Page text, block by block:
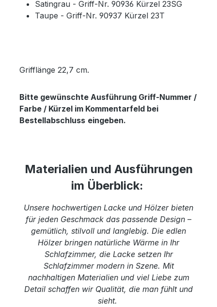
Satingrau - Griff-Nr. 90936 Kürzel 23SG
Taupe - Griff-Nr. 90937 Kürzel 23T
Grifflänge 22,7 cm.
Bitte gewünschte Ausführung Griff-Nummer /
Farbe / Kürzel im Kommentarfeld bei
Bestellabschluss eingeben.
Materialien und Ausführungen
im Überblick:
Unsere hochwertigen Lacke und Hölzer bieten
für jeden Geschmack das passende Design –
gemütlich, stilvoll und langlebig. Die edlen
Hölzer bringen natürliche Wärme in Ihr
Schlafzimmer, die Lacke setzen Ihr
Schlafzimmer modern in Szene. Mit
nachhaltigen Materialien und viel Liebe zum
Detail schaffen wir Qualität, die man fühlt und
sieht.